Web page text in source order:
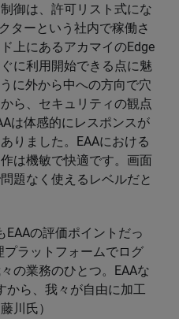
御は、許可リスト式にな
ターという社内で稼働さ
上にあるアカマイのEdge
に利用開始できる点に魅
に外から中への方向で穴
ら、セキュリティの観点
は体感的にレスポンスが
りました。EAAにおける
は機敏で快適です。画面
題なく使えるレベルだと
EAAの評価ポイントだっ
プラットフォームでログ
の業務のひとつ。EAAな
から、我々が自由に加工
川氏）